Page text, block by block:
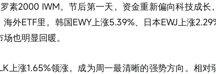
素2000 IWM。节后第一天，资金重新偏向科技成长
外ETF里，韩国EWY上涨5.39%、日本EWJ上涨
也明显回暖。
上涨1.65%领涨，成为周一最清晰的强势方向。相对